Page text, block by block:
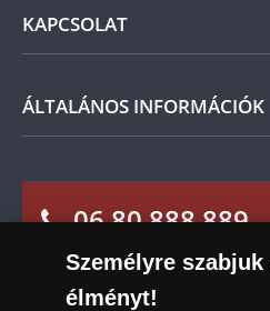
és a kézhezvételtől
visszaküldheti. A
Magyar
KAPCSOLAT
Ügyfélszolgálat
Leiratkozás a hírlevélről
ÁLTALÁNOS INFORMÁCIÓK
Sütik (cookies) használata
Süti (cookies)Beállítások
Társaságunkról
Az érmék és érmek ára és értéke
06 80 888 889
(díjmentesen hívható hétfőtől
óra között, péntekenként 9.00
Személyre
élményt!